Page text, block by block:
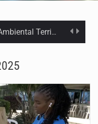
Os jovens da Ribeira das Patas, em Santo Antão, pediram esta quinta feira maior celeridade…
Capacitar crianças para que conheçam os seus direitos, façam ouvir a sua voz e se…